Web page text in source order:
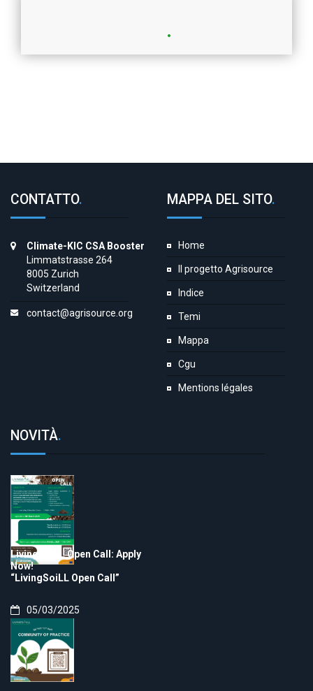
CONTATTO.
Climate-KIC CSA Booster
Limmatstrasse 264
8005 Zurich
Switzerland
contact@agrisource.org
MAPPA DEL SITO.
Home
Il progetto Agrisource
Indice
Temi
Mappa
Cgu
Mentions légales
NOVITÀ.
LivingSoiLL Open Call: Apply
Now!
“LivingSoiLL Open Call”
05/03/2025